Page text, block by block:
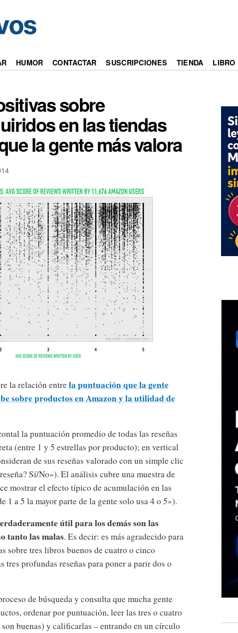
HUMOR CONTACTAR SUSCRIPCIONES TIENDA LIBRO
sobre
en las tiendas
la gente más valora
la relación entrela puntuación que la gente
sobre productos en Amazon y la utilidad de
la puntuación promedio de todas las reseñas
(entre 1 y 5 estrellas por producto); en vertical
de sus reseñas valorado con un simple clic
Sí/No»). El análisis cubre una muestra de
mostrar el efecto típico de acumulación en las
1 a 5 la mayor parte de la gente solo usa 4 o 5»).
útil para los demás son las
tanto las malas. Es decir: es más agradecido para
sobre tres libros buenos de cuatro o cinco
tres profundas reseñas para poner a parir dos o
de búsqueda y consulta que mucha gente
ordenar por puntuación, leer las tres o cuatro
buenas) y calificarlas – entrando en un círculo